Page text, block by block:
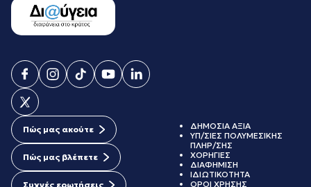
Πώς μας ακούτε
Πώς μας βλέπετε
Συχνές ερωτήσεις
ΔΗΜΟΣΙΑ ΑΞΙΑ
ΥΠ/ΣΙΕΣ ΠΟΛΥΜΕΣΙΚΗΣ
ΠΛΗΡ/ΣΗΣ
ΧΟΡΗΓΙΕΣ
ΔΙΑΦΗΜΙΣΗ
ΙΔΙΩΤΙΚΟΤΗΤΑ
ΟΡΟΙ ΧΡΗΣΗΣ